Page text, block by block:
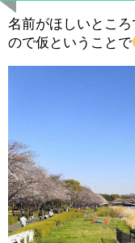
名前がほしいとこ
ので仮ということで